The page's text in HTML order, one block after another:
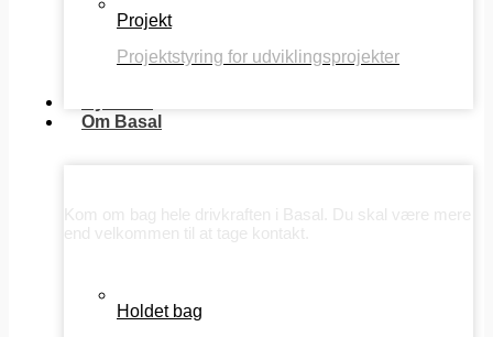
Projekt
Projektstyring for udviklingsprojekter
Om Basal
Kom om bag hele drivkraften i Basal. Du skal være mere
end velkommen til at tage kontakt.
Holdet bag